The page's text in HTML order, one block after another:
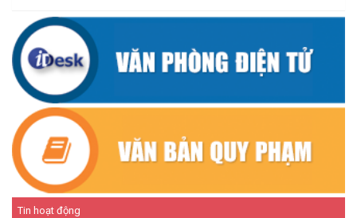
Tin hoạt động
(07/07/2026)